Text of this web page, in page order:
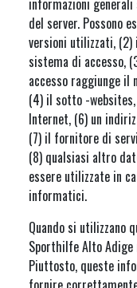
informazioni
del server. Possono
versioni utilizzati,
sistema di accesso,
accesso raggiunge
(4) il sotto -
Internet, (6) un
(7) il fornitore di
(8) qualsiasi altro
essere utilizzate in
informatici.
Quando si utilizzano
Sporthilfe Alto
Piuttosto, queste